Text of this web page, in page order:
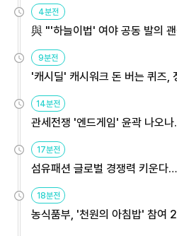
4분전
與 "'하늘이법' 여야 공동 발의
9분전
'캐시딜' 캐시워크 돈 버는 퀴즈,
14분전
관세전쟁 '엔드게임' 윤곽 나오
용해야
17분전
섬유패션 글로벌 경쟁력 키운
원
18분전
농식품부, '천원의 아침밥' 참여